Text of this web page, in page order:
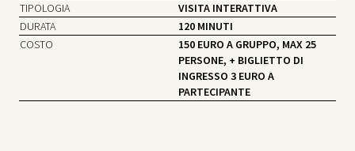
TIPOLOGIA
VISITA INTERATTIVA
DURATA
120 MINUTI
COSTO
150 EURO A GRUPPO, MAX 25
PERSONE, + BIGLIETTO DI
INGRESSO 3 EURO A
PARTECIPANTE